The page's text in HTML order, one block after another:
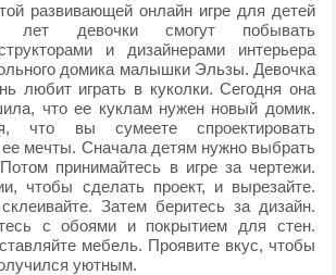
развивающей онлайн игре для детей
лет девочки смогут побывать
и дизайнерами интерьера
домика малышки Эльзы. Девочка
любит играть в куколки. Сегодня она
что ее куклам нужен новый домик.
что вы сумеете спроектировать
ее мечты. Сначала детям нужно выбрать
принимайтесь в игре за чертежи.
чтобы сделать проект, и вырезайте.
Затем беритесь за дизайн.
с обоями и покрытием для стен.
мебель. Проявите вкус, чтобы
уютным.